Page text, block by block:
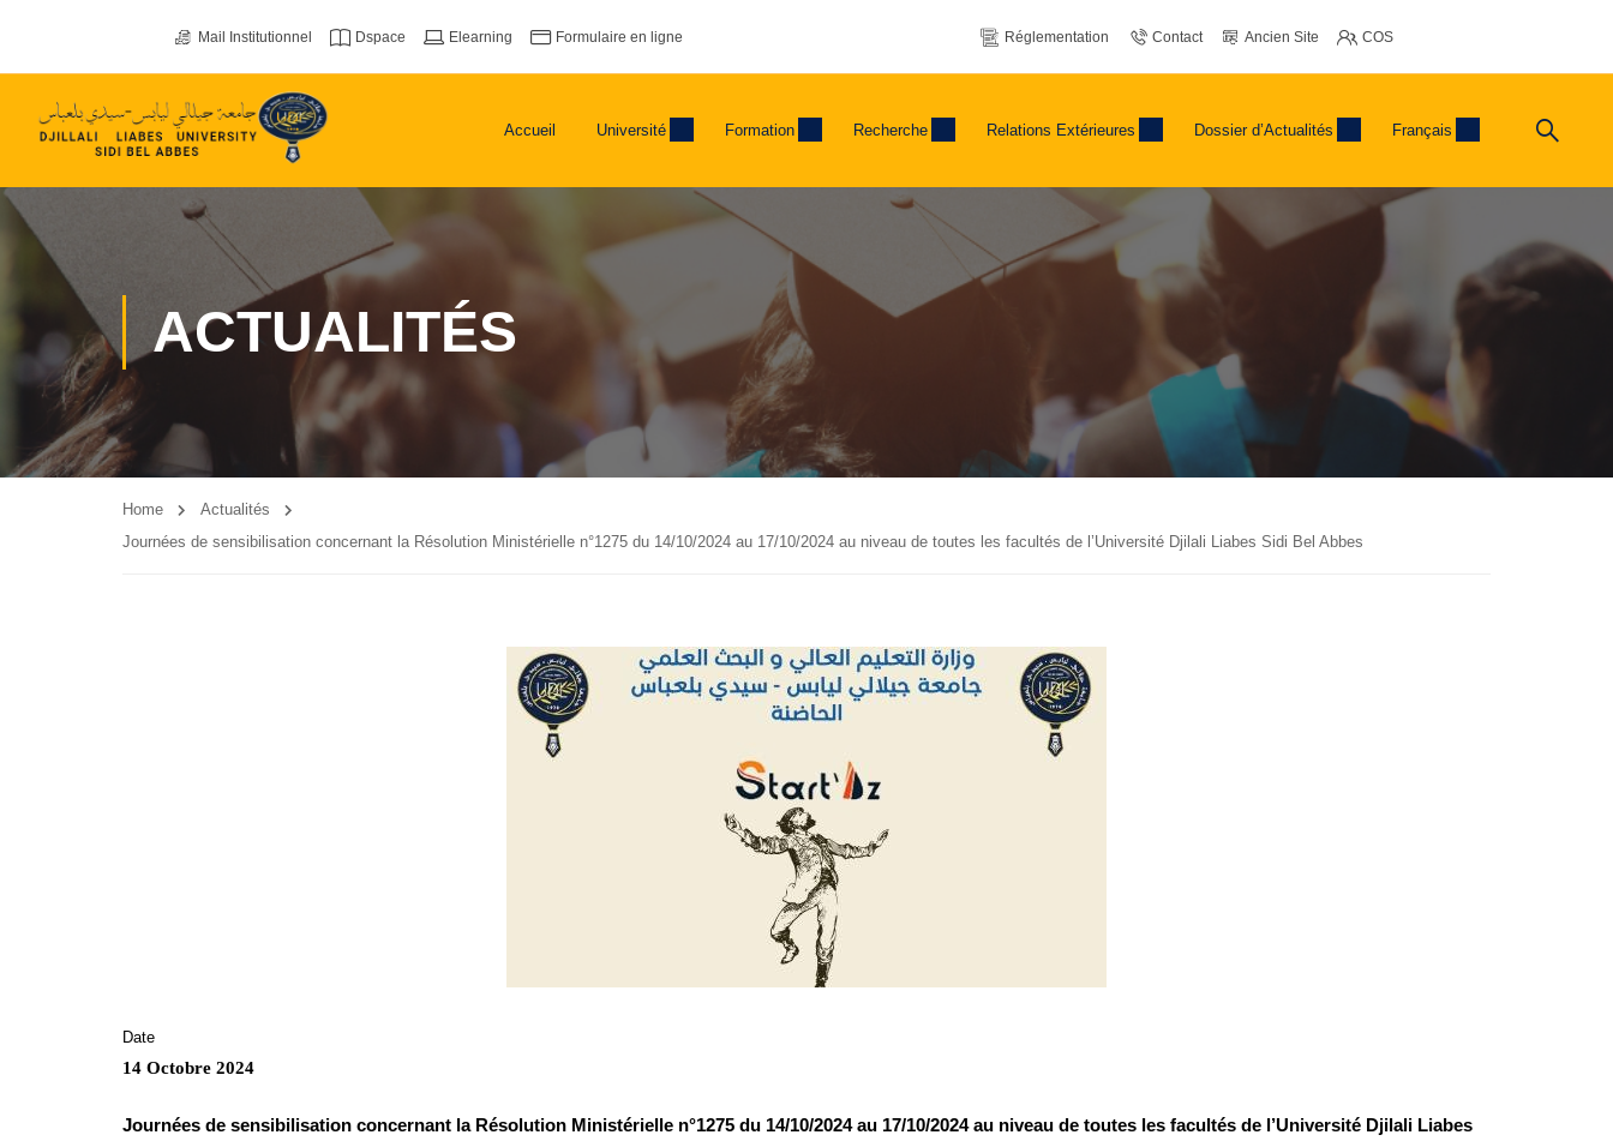
Mail Institutionnel Dspace Elearning Formulaire en ligne Réglementation Contact Ancien Site COS
Accueil Université Formation Recherche Relations Extérieures Dossier d’Actualités Français
ACTUALITÉS
Home
Actualités
Journées de sensibilisation concernant la Résolution Ministérielle n°1275 du 14/10/2024 au 17/10/2024 au niveau de toutes les facultés de l’Université Djilali Liabes Sidi Bel Abbes
Date
14 Octobre 2024
Journées de sensibilisation concernant la Résolution Ministérielle n°1275 du 14/10/2024 au 17/10/2024 au niveau de toutes les facultés de l’Université Djilali Liabes